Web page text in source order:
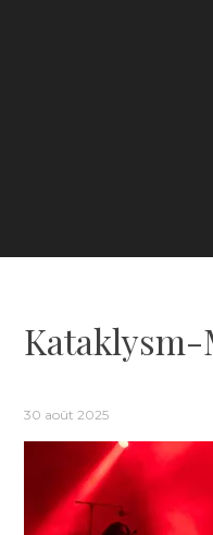
Kataklysm-
30 août 2025